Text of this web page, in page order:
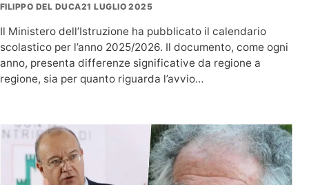
FILIPPO DEL DUCA21 LUGLIO 2025
Il Ministero dell’Istruzione ha pubblicato il calendario
scolastico per l’anno 2025/2026. Il documento, come ogni
anno, presenta differenze significative da regione a
regione, sia per quanto riguarda l’avvio…